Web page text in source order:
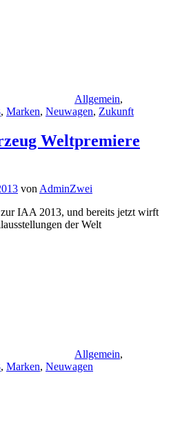
Allgemein,
, Marken, Neuwagen, Zukunft
Weltpremiere
von AdminZwei
IAA 2013, und bereits jetzt wirft
der Welt
Allgemein,
, Marken, Neuwagen